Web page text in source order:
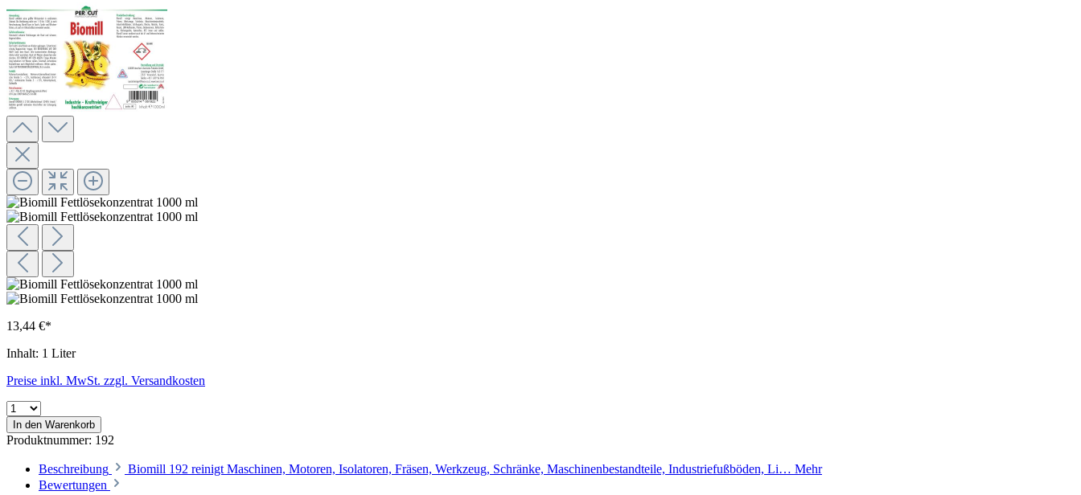
13,44 €*
Inhalt: 1 Liter
Preise inkl. MwSt. zzgl. Versandkosten
In den Warenkorb
Produktnummer: 192
Beschreibung Biomill 192 reinigt Maschinen, Motoren, Isolatoren, Fräsen, Werkzeug, Schränke, Maschinenbestandteile, Industriefußböden, Li… Mehr
Bewertungen